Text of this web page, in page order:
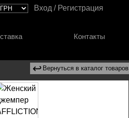
Вход / Регистрация
Контакты
↩ Вернуться в каталог товаров